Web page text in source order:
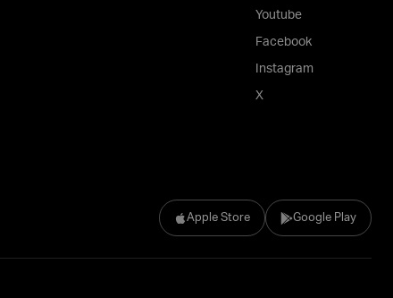
Apple Store Google Play
Youtube
Facebook
Instagram
X